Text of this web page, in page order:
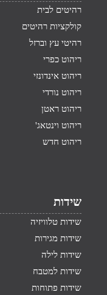
רהיטים לבית
קולקציות רהיטים
רהיטי עץ וברזל
ריהוט כפרי
ריהוט אינדונזי
ריהוט נורדי
ריהוט ראטן
ריהוט וינטאג'
ריהוט חדש
שידות
שידות טלוויזיה
שידות מגירות
שידות לילה
שידות למטבח
שידות פתוחות